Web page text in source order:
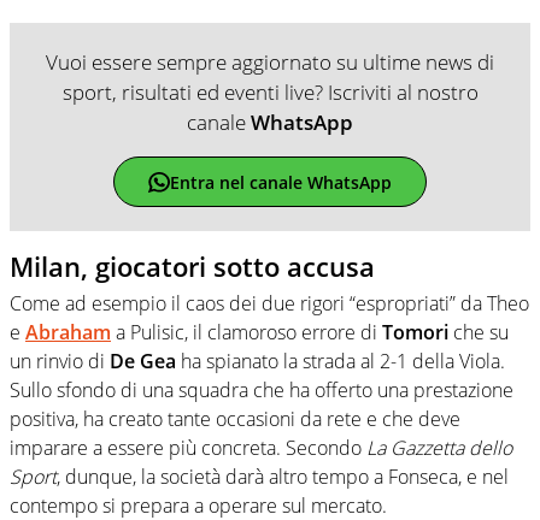
Vuoi essere sempre aggiornato su ultime news di
sport, risultati ed eventi live? Iscriviti al nostro
canaleWhatsApp
Entra nel canale WhatsApp
Milan, giocatori sotto accusa
Come ad esempio il caos dei due rigori “espropriati” da Theo
e Abraham a Pulisic, il clamoroso errore di Tomori che su
un rinvio di De Gea ha spianato la strada al 2-1 della Viola.
Sullo sfondo di una squadra che ha offerto una prestazione
positiva, ha creato tante occasioni da rete e che deve
imparare a essere più concreta. Secondo La Gazzetta dello
Sport, dunque, la società darà altro tempo a Fonseca, e nel
contempo si prepara a operare sul mercato.